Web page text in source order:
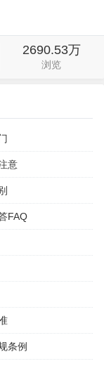
2690.53万
浏览
意
FAQ
条例